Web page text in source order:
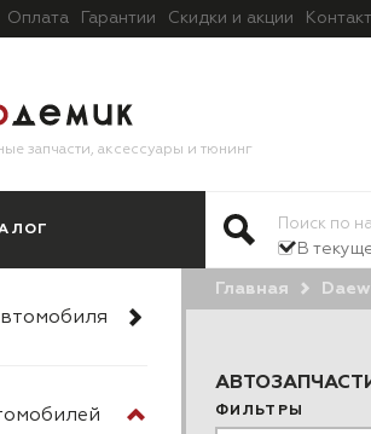
Оплата Гарантии Скидки и акции
запчасти, аксессуары и тюнинг
В
Главная
ФИЛЬТРЫ